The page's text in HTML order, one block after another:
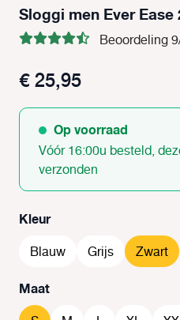
Sloggi men Ever
Beoordeling
€ 25,95
Op voorraad
Vóór 16:00u besteld,
verzonden
Selecteer
Kleur
Blauw Grijs Zwart
Selecteer
Maat